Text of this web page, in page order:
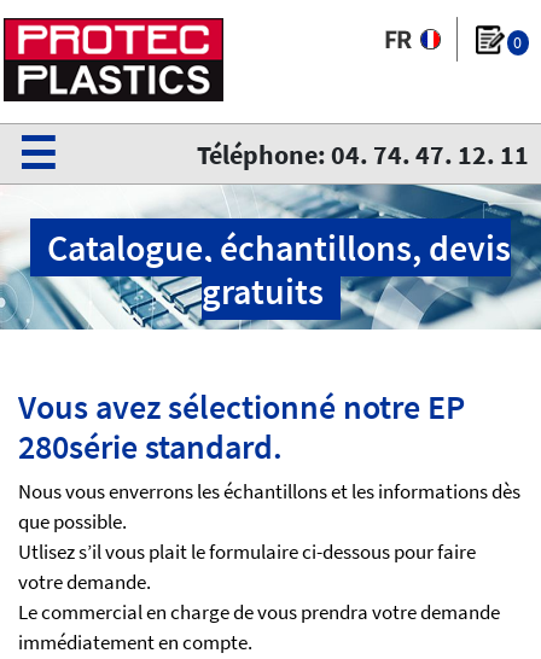
0
Téléphone: 04. 74. 47. 12. 11
☰
Catalogue, échantillons, devis
gratuits
Vous avez sélectionné notre EP
280série standard.
Nous vous enverrons les échantillons et les informations dès
que possible.
Utlisez s’il vous plait le formulaire ci-dessous pour faire
votre demande.
Le commercial en charge de vous prendra votre demande
immédiatement en compte.